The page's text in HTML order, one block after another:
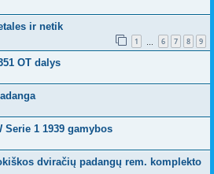
ir netik
1 6 7 8 9
OT dalys
Serie 1 1939 gamybos
dviračių padangų rem. komplekto